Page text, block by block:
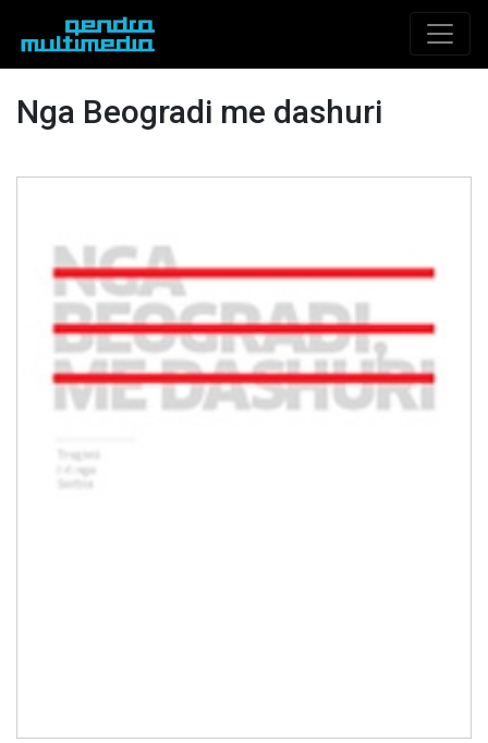
Nga Beogradi me dashuri